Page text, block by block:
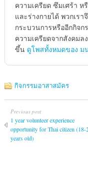
ความเครียด ซึมเศร้า
และร่างกายได้ พวกเร
กระบวนการหรืออีกกิจ
ความเครียดจากสังคม
ขึ้น ดูโพสทั้งหมดของ ม
กิจกรรมอาสาสมัคร
Previous post
1 year volunteer experience
opportunity for Thai citizen (18-
years old)